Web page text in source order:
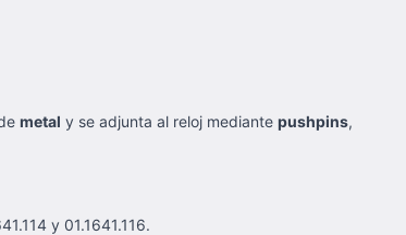
metal y se adjunta al reloj mediante pushpins,
y 01.1641.116.